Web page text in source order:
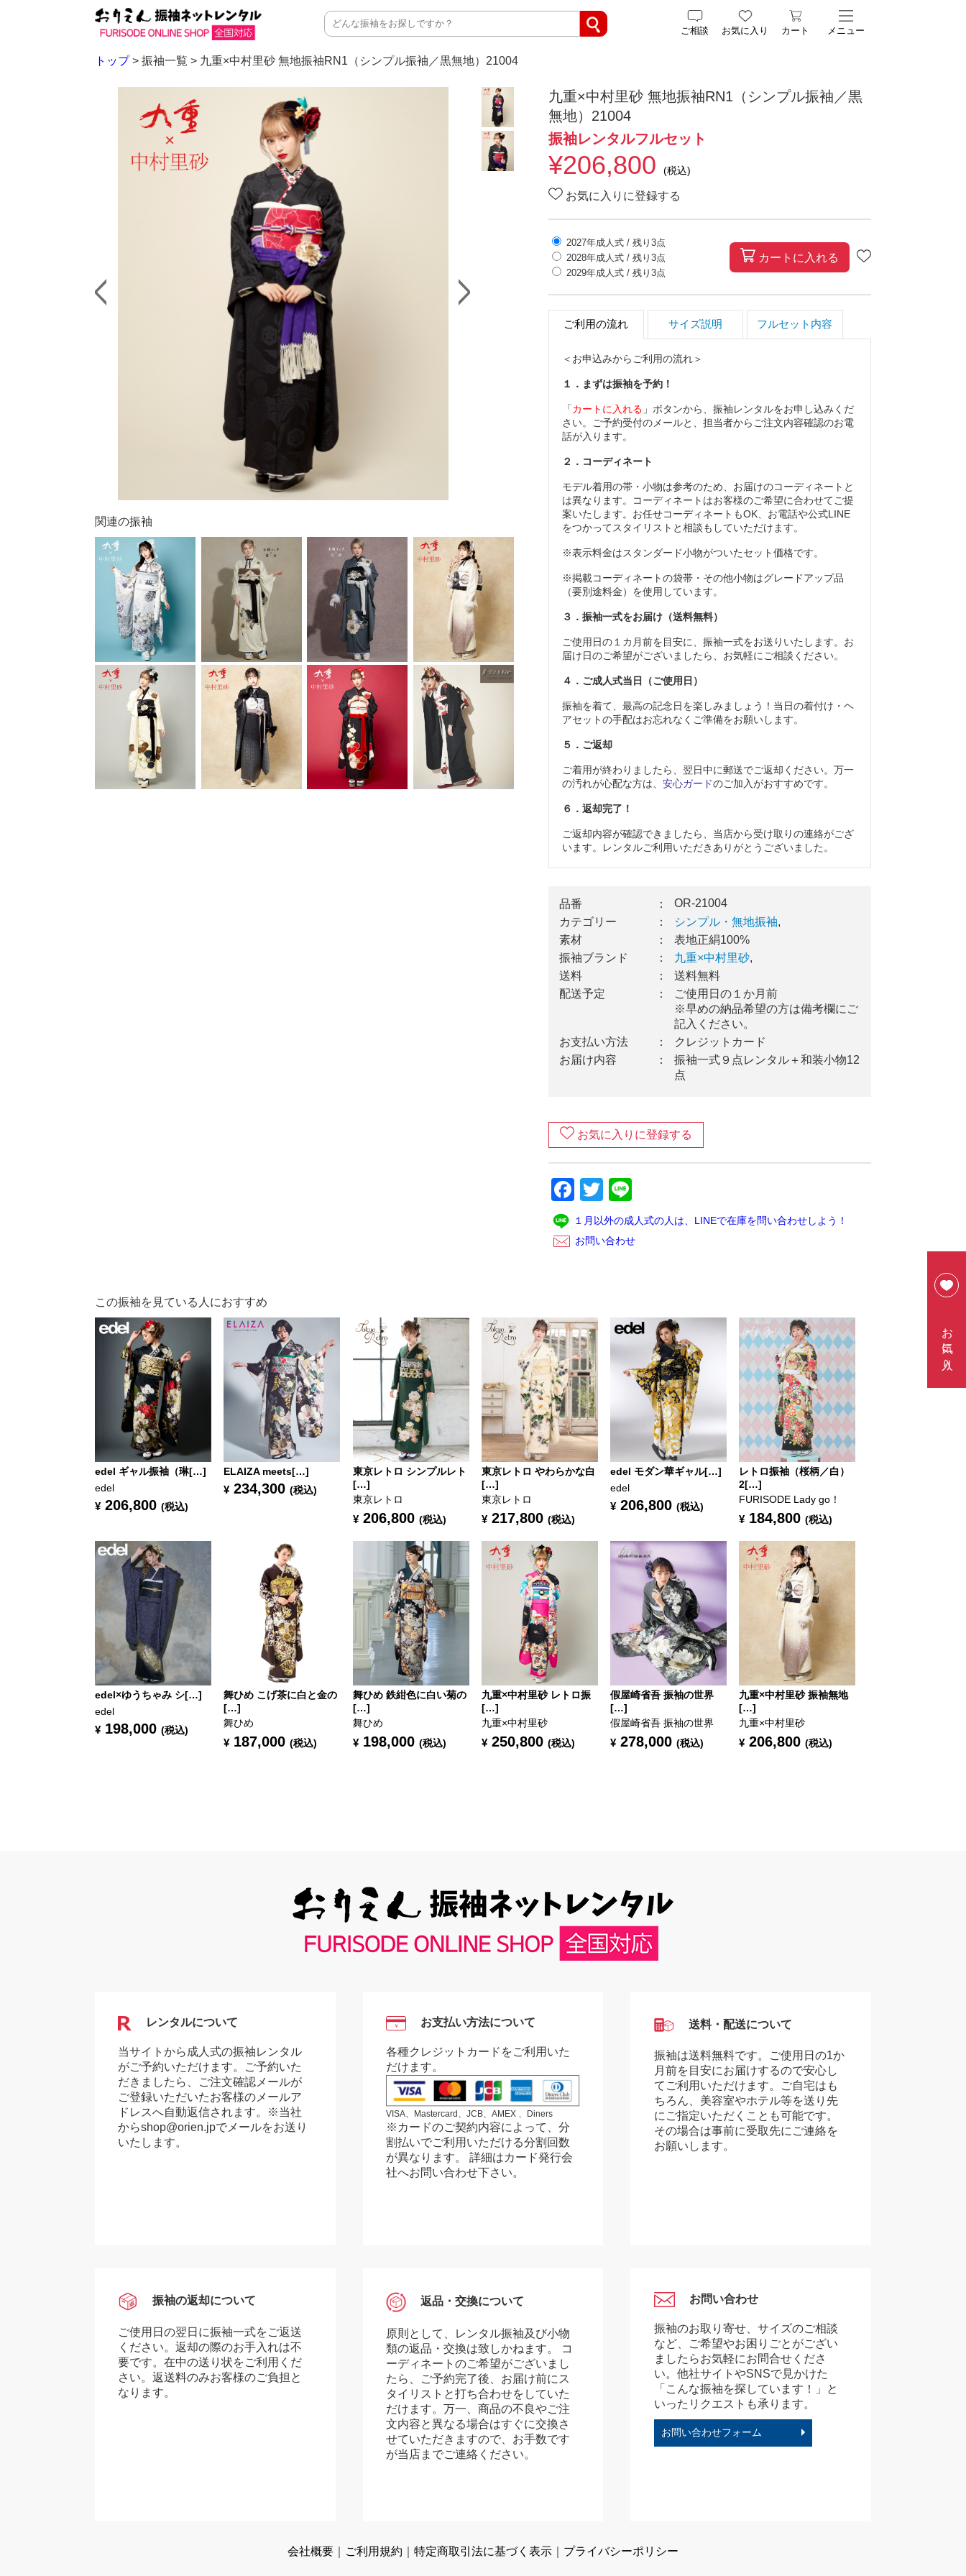
ご相談 お気に入り カート メニュー
お気に入り
トップ> 振袖一覧 > 九重×中村里砂 無地振袖RN1（シンプル振袖／黒無地）21004
関連の振袖
九重×中村里砂 無地振袖RN1（シンプル振袖／黒
無地）21004
振袖レンタルフルセット
¥206,800 (税込)
お気に入りに登録する
2027年成人式/ 残り 3点
2028年成人式/ 残り 3点
2029年成人式/ 残り 3点
カートに入れる
ご利用の流れ サイズ説明 フルセット内容
＜お申込みからご利用の流れ＞
１．まずは振袖を予約！
「カートに入れる 」ボタンから、振袖レンタルをお申し込みくだ
さい。ご予約受付のメールと、担当者からご注文内容確認のお電
話が入ります。
２．コーディネート
モデル着用の帯・小物は参考のため、お届けのコーディネートと
は異なります。コーディネートはお客様のご希望に合わせてご提
案いたします。お任せコーディネートもOK、お電話や公式LINE
をつかってスタイリストと相談もしていただけます。
※表示料金はスタンダード小物がついたセット価格です。
※掲載コーディネートの袋帯・その他小物はグレードアップ品
（要別途料金）を使用しています。
３．振袖一式をお届け（送料無料）
ご使用日の１カ月前を目安に、振袖一式をお送りいたします。お
届け日のご希望がございましたら、お気軽にご相談ください。
４．ご成人式当日（ご使用日）
振袖を着て、最高の記念日を楽しみましょう！当日の着付け・ヘ
アセットの手配はお忘れなくご準備をお願いします。
５．ご返却
ご着用が終わりましたら、翌日中に郵送でご返却ください。万一
の汚れが心配な方は、 安心ガードのご加入がおすすめです。
６．返却完了！
ご返却内容が確認できましたら、当店から受け取りの連絡がござ
います。レンタルご利用いただきありがとうございました。
品番 ：
OR-21004
カテゴリー
： シンプル・無地振袖,
素材
：
表地正絹100%
振袖ブランド
： 九重×中村里砂,
送料
：
送料無料
配送予定
：
ご使用日の１か月前
※早めの納品希望の方は備考欄にご
記入ください。
お支払い方法
：
クレジットカード
お届け内容
：
振袖一式９点レンタル＋和装小物12
点
お気に入りに登録する
Facebook
Twitter
１月以外の成人式の人は、LINEで在庫を問い合わせしよう！
お問い合わせ
この振袖を見ている人におすすめ
edel ギャル振袖（琳[…]
edel
¥ 206,800 (税込)
ELAIZA meets[…]
¥ 234,300 (税込)
東京レトロ シンプルレト
[…]
東京レトロ
¥ 206,800 (税込)
東京レトロ やわらかな白
[…]
東京レトロ
¥ 217,800 (税込)
edel モダン華ギャル[…]
edel
¥ 206,800 (税込)
レトロ振袖（桜柄／白）
2[…]
FURISODE Lady go！
¥ 184,800 (税込)
edel×ゆうちゃみ シ[…]
edel
¥ 198,000 (税込)
舞ひめ こげ茶に白と金の
[…]
舞ひめ
¥ 187,000 (税込)
舞ひめ 鉄紺色に白い菊の
[…]
舞ひめ
¥ 198,000 (税込)
九重×中村里砂 レトロ振
[…]
九重×中村里砂
¥ 250,800 (税込)
假屋崎省吾 振袖の世界
[…]
假屋崎省吾 振袖の世界
¥ 278,000 (税込)
九重×中村里砂 振袖無地
[…]
九重×中村里砂
¥ 206,800 (税込)
レンタルについて
当サイトから成人式の振袖レンタル
がご予約いただけます。ご予約いた
だきましたら、ご注文確認メールが
ご登録いただいたお客様のメールア
ドレスへ自動返信されます。※当社
からshop@orien.jpでメールをお送り
いたします。
￥ お支払い方法について
各種クレジットカードをご利用いた
だけます。
VISA、Mastercard、JCB、AMEX 、Diners
※カードのご契約内容によって、分
割払いでご利用いただける分割回数
が異なります。 詳細はカード発行会
社へお問い合わせ下さい。
送料・配送について
振袖は送料無料です。ご使用日の1か
月前を目安にお届けするので安心し
てご利用いただけます。ご自宅はも
ちろん、美容室やホテル等を送り先
にご指定いただくことも可能です。
その場合は事前に受取先にご連絡を
お願いします。
振袖の返却について
ご使用日の翌日に振袖一式をご返送
ください。返却の際のお手入れは不
要です。在中の送り状をご利用くだ
さい。返送料のみお客様のご負担と
なります。
返品・交換について
原則として、レンタル振袖及び小物
類の返品・交換は致しかねます。 コ
ーディネートのご希望がございまし
たら、ご予約完了後、お届け前にス
タイリストと打ち合わせをしていた
だけます。万一、商品の不良やご注
文内容と異なる場合はすぐに交換さ
せていただきますので、お手数です
が当店までご連絡ください。
お問い合わせ
振袖のお取り寄せ、サイズのご相談
など、ご希望やお困りごとがござい
ましたらお気軽にお問合せくださ
い。他社サイトやSNSで見かけた
「こんな振袖を探しています！」と
いったリクエストも承ります。
お問い合わせフォーム
会社概要 ご利用規約 特定商取引法に基づく表示 プライバシーポリシー